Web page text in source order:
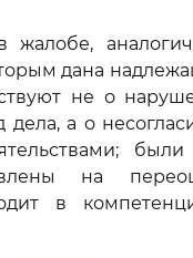
жалобе,
дана
не о
а о
на
в